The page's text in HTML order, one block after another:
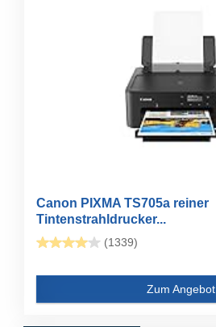
Canon PIXMA TS705a reiner
Tintenstrahldrucker...
(1339)
Zum Angebot